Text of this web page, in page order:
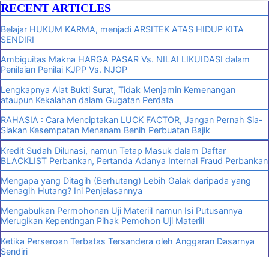
RECENT ARTICLES
Belajar HUKUM KARMA, menjadi ARSITEK ATAS HIDUP KITA
SENDIRI
Ambiguitas Makna HARGA PASAR Vs. NILAI LIKUIDASI dalam
Penilaian Penilai KJPP Vs. NJOP
Lengkapnya Alat Bukti Surat, Tidak Menjamin Kemenangan
ataupun Kekalahan dalam Gugatan Perdata
RAHASIA : Cara Menciptakan LUCK FACTOR, Jangan Pernah Sia-
Siakan Kesempatan Menanam Benih Perbuatan Bajik
Kredit Sudah Dilunasi, namun Tetap Masuk dalam Daftar
BLACKLIST Perbankan, Pertanda Adanya Internal Fraud Perbankan
Mengapa yang Ditagih (Berhutang) Lebih Galak daripada yang
Menagih Hutang? Ini Penjelasannya
Mengabulkan Permohonan Uji Materiil namun Isi Putusannya
Merugikan Kepentingan Pihak Pemohon Uji Materiil
Ketika Perseroan Terbatas Tersandera oleh Anggaran Dasarnya
Sendiri